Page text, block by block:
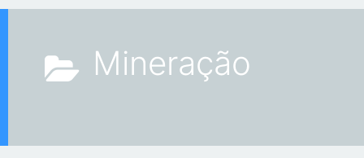
Mineração